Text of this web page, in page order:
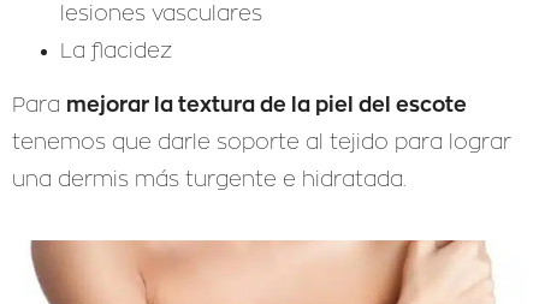
lesiones vasculares
La flacidez
Para mejorar la textura de la piel del escote
tenemos que darle soporte al tejido para lograr
una dermis más turgente e hidratada.